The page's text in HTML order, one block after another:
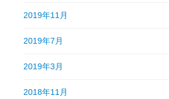
2019年11月
2019年7月
2019年3月
2018年11月